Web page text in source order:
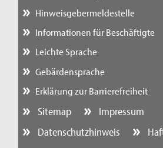
Hinweisgebermeldestelle
Informationen für Beschäftigte
Leichte Sprache
Gebärdensprache
Erklärung zur Barrierefreiheit
Sitemap
Impressum
Datenschutzhinweis